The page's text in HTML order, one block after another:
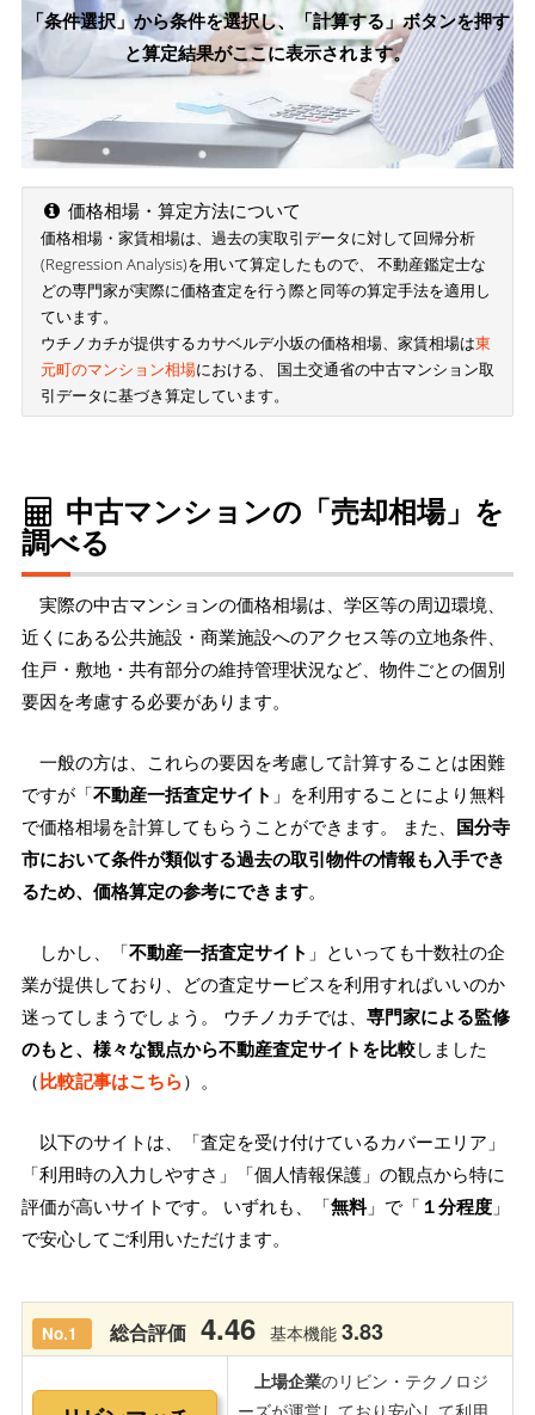
「条件選択」から条件を選択し、「計算する」ボタンを押す
と算定結果がここに表示されます。
価格相場・算定方法について
価格相場・家賃相場は、過去の実取引データに対して回帰分析
(Regression Analysis)を用いて算定したもので、 不動産鑑定士な
どの専門家が実際に価格査定を行う際と同等の算定手法を適用し
ています。
ウチノカチが提供するカサベルデ小坂の価格相場、家賃相場は東
元町のマンション相場における、 国土交通省の中古マンション取
引データに基づき算定しています。
中古マンションの「売却相場」を
調べる
実際の中古マンションの価格相場は、学区等の周辺環境、
近くにある公共施設・商業施設へのアクセス等の立地条件、
住戸・敷地・共有部分の維持管理状況など、物件ごとの個別
要因を考慮する必要があります。
一般の方は、これらの要因を考慮して計算することは困難
ですが「不動産一括査定サイト 」を利用することにより無料
で価格相場を計算してもらうことができます。 また、 国分寺
市において条件が類似する過去の取引物件の情報も入手でき
るため、価格算定の参考にできます。
しかし、「不動産一括査定サイト 」といっても十数社の企
業が提供しており、どの査定サービスを利用すればいいのか
迷ってしまうでしょう。 ウチノカチでは、 専門家による監修
のもと、様々な観点から不動産査定サイトを比較しました
（比較記事はこちら）。
以下のサイトは、「査定を受け付けているカバーエリア」
「利用時の入力しやすさ」「個人情報保護」の観点から特に
評価が高いサイトです。 いずれも、「無料」で「 １分程度 」
で安心してご利用いただけます。